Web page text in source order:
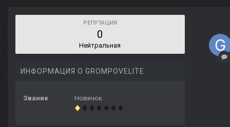
РЕПУТАЦИЯ
0
Нейтральная
ИНФОРМАЦИЯ О GROMPOVELITE
Звание Новичок